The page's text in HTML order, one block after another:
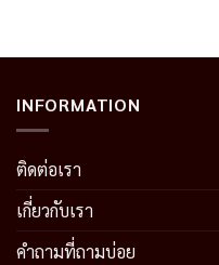
INFORMATION
ติดต่อเรา
เกี่ยวกับเรา
คำถามที่ถามบ่อย